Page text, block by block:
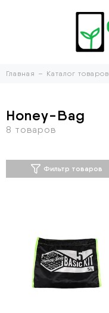
Главная Каталог товаров
Honey-Bag
Фильтр товаров